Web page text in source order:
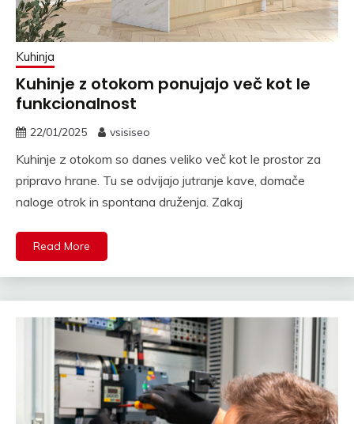
Kuhinja
Kuhinje z otokom ponujajo več kot le
funkcionalnost
22/01/2025 vsisiseo
Kuhinje z otokom so danes veliko več kot le prostor za
pripravo hrane. Tu se odvijajo jutranje kave, domače
naloge otrok in spontana druženja. Zakaj
Read More